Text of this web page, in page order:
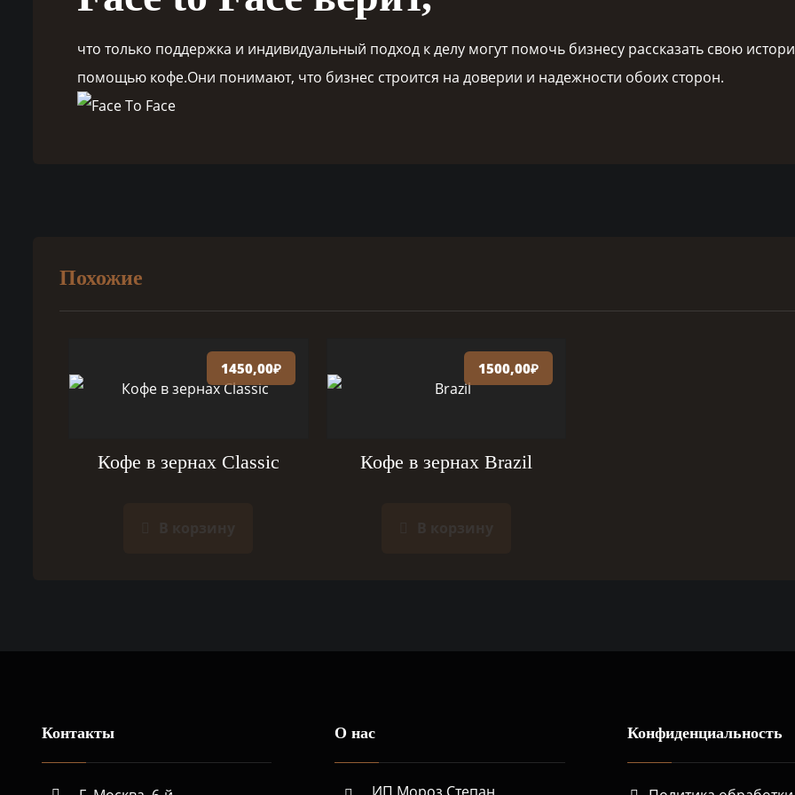
что только поддержка и индивидуальный подход к делу могут помочь бизнесу рассказать свою
помощью кофе.Они понимают, что бизнес строится на доверии и надежности обоих сторон.
Похожие
Кофе в зернах Classic
1450,00₽
Кофе в зернах Brazil
1500,00₽
Контакты О нас
ИП Мороз Степан
Конфиденциальность